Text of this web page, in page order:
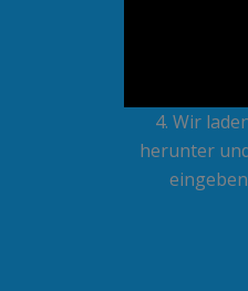
4. Wir
herunter